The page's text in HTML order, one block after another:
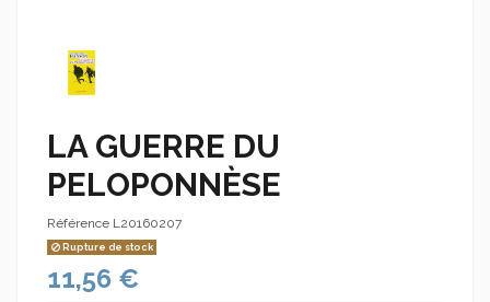
LA GUERRE DU
PELOPONNÈSE
Référence L20160207
Rupture de stock
11,56 €